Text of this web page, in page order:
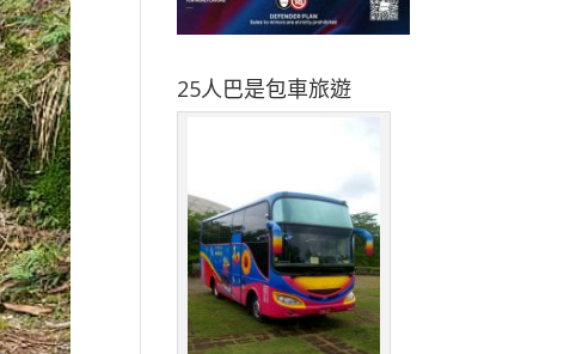
25人巴是包車旅遊